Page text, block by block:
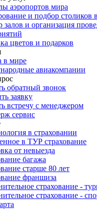
аэропортов мира
и подбор столиков
залов и организация
цветов и подарков
в мире
авиакомпании
обратный звонок
заявку
встречу с менеджером
сервис
в страховании
в ТУР страхование
от невыезда
багажа
старше 80 лет
франшиза
страхование -
страхование -